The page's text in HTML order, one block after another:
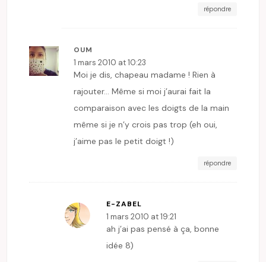
répondre
OUM
1 mars 2010 at 10:23
Moi je dis, chapeau madame ! Rien à
rajouter… Même si moi j’aurai fait la
comparaison avec les doigts de la main
même si je n’y crois pas trop (eh oui,
j’aime pas le petit doigt !)
répondre
E-ZABEL
1 mars 2010 at 19:21
ah j’ai pas pensé à ça, bonne
idée 8)